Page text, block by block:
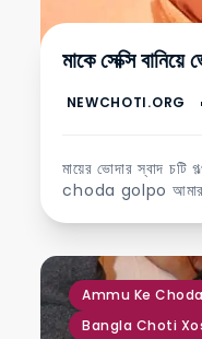
মাকে সেক্সি
মায়ের ভোদার স্বাদ
choda golpo আমার
Ammu Ke Choda
Bangla Choti